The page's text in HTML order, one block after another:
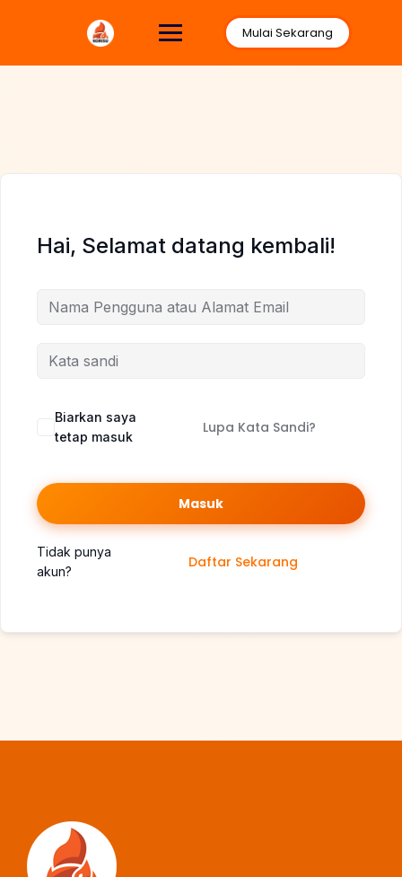
Mulai Sekarang
Hai, Selamat datang kembali!
Biarkan saya
tetap masuk
Lupa Kata Sandi?
Masuk
Tidak punya
akun?
Daftar Sekarang